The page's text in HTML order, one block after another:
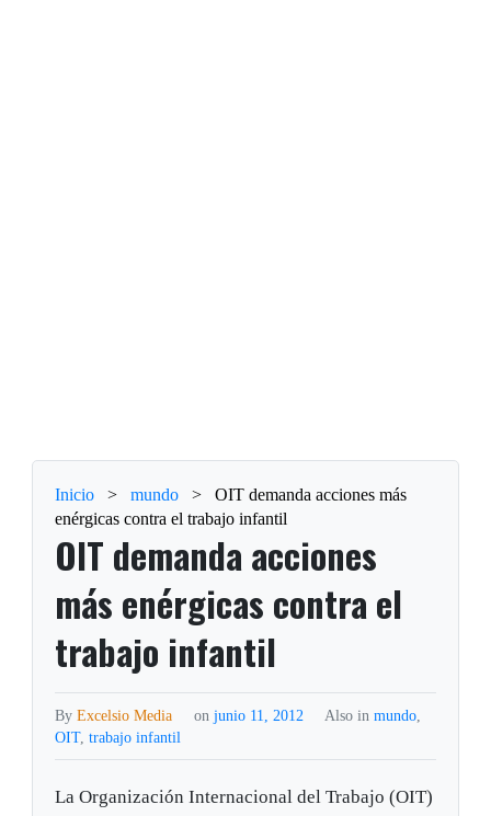
Inicio > mundo >
OIT demanda acciones más
enérgicas contra el trabajo infantil
OIT demanda acciones
más enérgicas contra el
trabajo infantil
ByExcelsio Media on junio 11, 2012 Also in mundo,
OIT,trabajo infantil
La Organización Internacional del Trabajo (OIT)